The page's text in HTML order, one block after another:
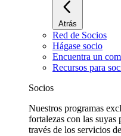
Atrás
Red de Socios
Hágase socio
Encuentra un
Recursos para
Socios
Nuestros programas
fortalezas con las suyas
través de los servicios